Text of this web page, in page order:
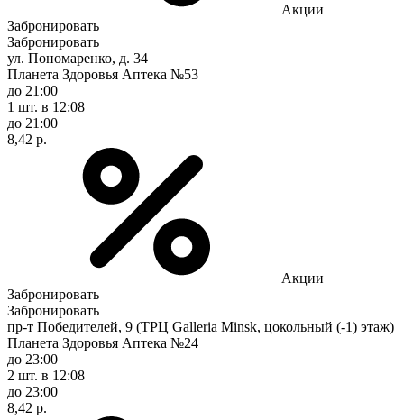
Акции
Забронировать
Забронировать
ул. Пономаренко, д. 34
Планета Здоровья Аптека №53
до 21:00
1 шт. в 12:08
до 21:00
8,42 р.
Акции
Забронировать
Забронировать
пр-т Победителей, 9 (ТРЦ Galleria Minsk, цокольный (-1) этаж)
Планета Здоровья Аптека №24
до 23:00
2 шт. в 12:08
до 23:00
8,42 р.